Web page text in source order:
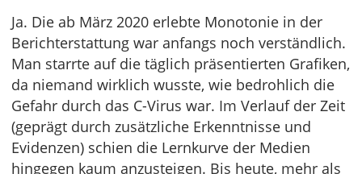
Ja. Die ab März 2020 erlebte Monotonie in der
Berichterstattung war anfangs noch verständlich.
Man starrte auf die täglich präsentierten Grafiken,
da niemand wirklich wusste, wie bedrohlich die
Gefahr durch das C-Virus war. Im Verlauf der Zeit
(geprägt durch zusätzliche Erkenntnisse und
Evidenzen) schien die Lernkurve der Medien
hingegen kaum anzusteigen. Bis heute, mehr als